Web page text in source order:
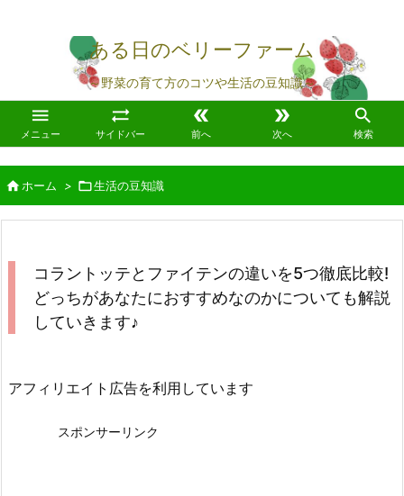
ある日のベリーファーム
～野菜の育て方のコツや生活の豆知識～

メニュー

サイドバー

前へ

次へ

検索
ホーム > 生活の豆知識
コラントッテとファイテンの違いを5つ徹底比較!
どっちがあなたにおすすめなのかについても解説
していきます♪
アフィリエイト広告を利用しています
スポンサーリンク